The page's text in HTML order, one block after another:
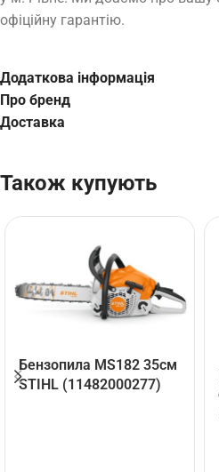
офіційну гарантію.
Додаткова інформація
Про бренд
Доставка
Також купують
Бензопила MS182 35см
STIHL (11482000277)